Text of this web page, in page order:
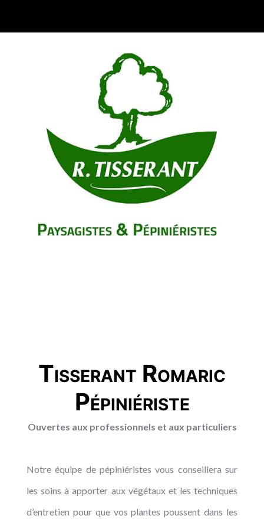
Tisserant Romaric
Pépiniériste
Ouvertes aux professionnels et aux particuliers
Notre équipe de pépiniéristes vous conseillera sur
les soins à apporter aux végétaux et les techniques
d’entretien pour que vos plantes poussent dans les